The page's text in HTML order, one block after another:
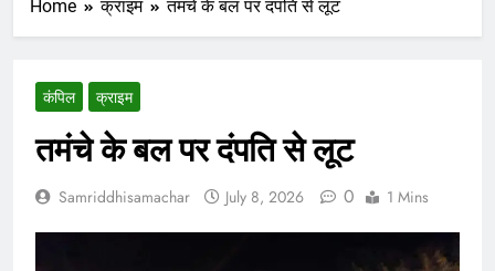
Home क्राइम तमंचे के बल पर दंपति से लूट
कंपिल क्राइम
तमंचे के बल पर दंपति से लूट
Samriddhisamachar July 8, 2026 0 1 Mins